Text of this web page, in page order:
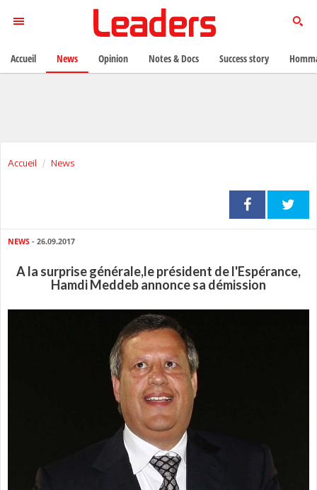
Accueil News
NEWS - 26.09.2017
A la surprise générale,le président de l'Espérance,
Hamdi Meddeb annonce sa démission
Accueil News Opinion Notes & Docs Success story